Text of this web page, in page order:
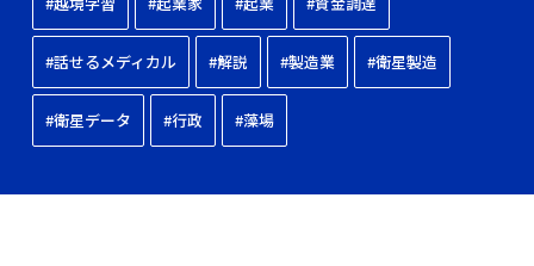
#話せるメディカル #解説 #製造業 #衛星製造
#衛星データ #行政 #藻場